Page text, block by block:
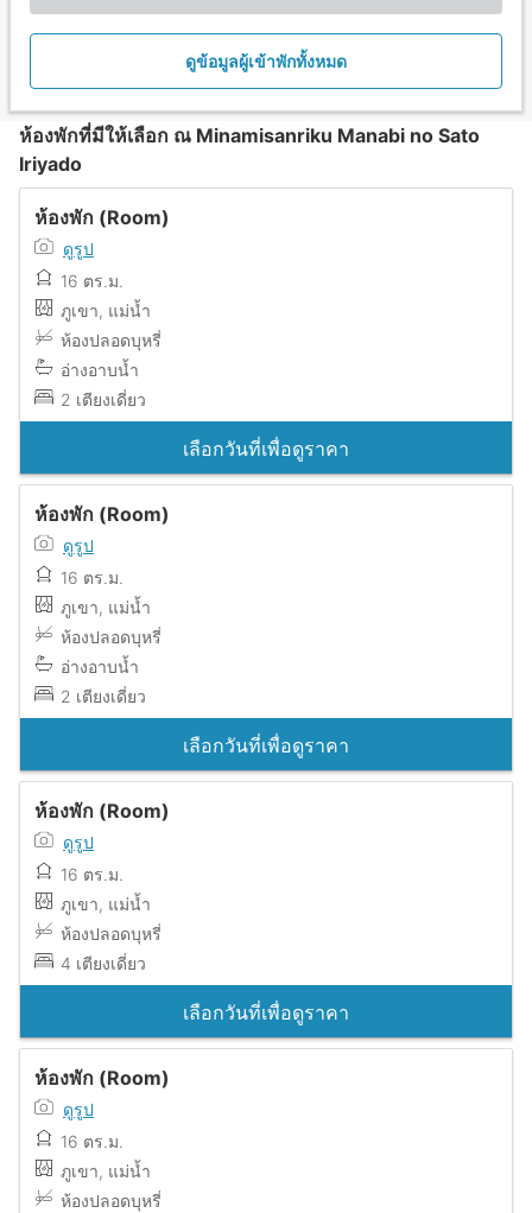
ดูข้อมูลผู้เข้าพักทั้งหมด
ห้องพักที่มีให้เลือก ณ Minamisanriku Manabi no Sato
Iriyado
ห้องพัก (Room)
ดูรูป
16 ตร.ม.
ภูเขา, แม่น้ำ
ห้องปลอดบุหรี่
อ่างอาบน้ำ
2 เตียงเดี่ยว
เลือกวันที่เพื่อดูราคา
ห้องพัก (Room)
ดูรูป
16 ตร.ม.
ภูเขา, แม่น้ำ
ห้องปลอดบุหรี่
อ่างอาบน้ำ
2 เตียงเดี่ยว
เลือกวันที่เพื่อดูราคา
ห้องพัก (Room)
ดูรูป
16 ตร.ม.
ภูเขา, แม่น้ำ
ห้องปลอดบุหรี่
4 เตียงเดี่ยว
เลือกวันที่เพื่อดูราคา
ห้องพัก (Room)
ดูรูป
16 ตร.ม.
ภูเขา, แม่น้ำ
ห้องปลอดบุหรี่